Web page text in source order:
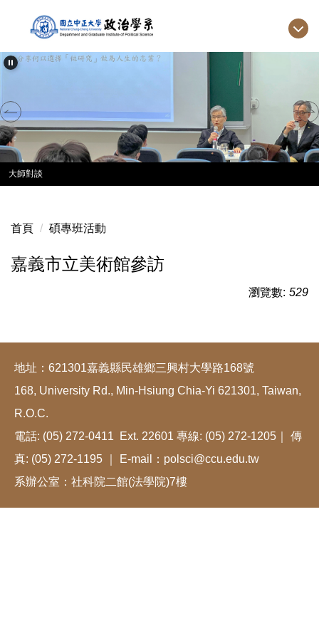
要
區
大師對談
首頁 碩專班活動
嘉義市立美術館參訪
瀏覽數: 529
地址：621301嘉義縣民雄鄉三興村大學路168號
168, University Rd., Min-Hsiung Chia-Yi 621301, Taiwan,
R.O.C.
電話: (05) 272-0411 Ext. 22601 專線: (05) 272-1205｜ 傳
真: (05) 272-1195 ｜ E-mail：polsci@ccu.edu.tw
系辦公室：社科院二館(法學院)7樓